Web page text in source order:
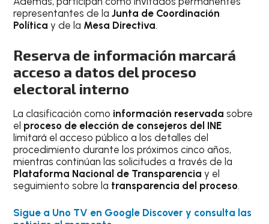
representantes de laJunta de Coordinación
Política y de la Mesa Directiva.
Reserva de información marcará
acceso a datos del proceso
electoral interno
La clasificación como información reservada sobre
el proceso de elección de consejeros del INE
limitará el acceso público a los detalles del
procedimiento durante los próximos cinco años,
mientras continúan las solicitudes a través de la
Plataforma Nacional de Transparencia y el
seguimiento sobre la transparencia del proceso.
Sigue a Uno TV en Google Discover y consulta las